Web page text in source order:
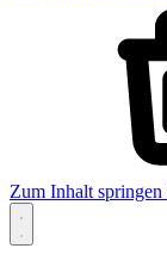
Zum Inhalt springen